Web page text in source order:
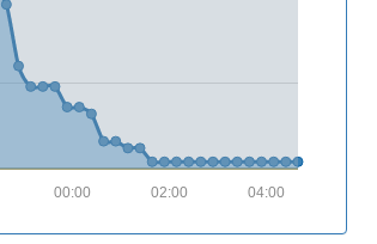
04:00
02:00
00:00